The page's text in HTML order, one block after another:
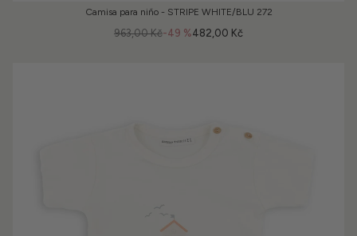
Camisa para niño - STRIPE WHITE/BLU 272
-49 %
963,00 Kč 482,00 Kč